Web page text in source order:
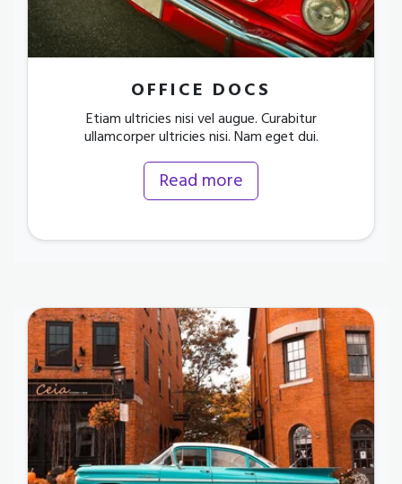
OFFICE DOCS
Etiam ultricies nisi vel augue. Curabitur
ullamcorper ultricies nisi. Nam eget dui.
Read more